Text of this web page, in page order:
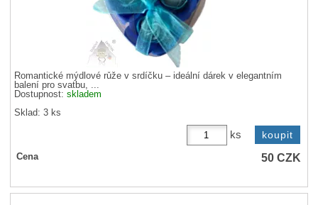
Romantické mýdlové růže v srdíčku – ideální dárek v elegantním
balení pro svatbu, ...
Dostupnost:skladem
Sklad: 3 ks
ks
Cena 50CZK